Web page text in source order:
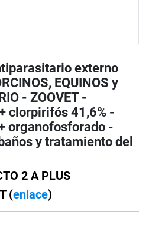
externo
EQUINOS y
- ZOOVET -
clorpirifós 41,6% -
organofosforado -
y tratamiento del
2 A PLUS
(enlace)